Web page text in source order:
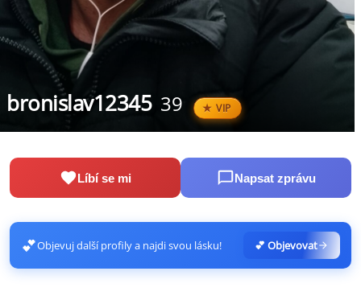
bronislav12345 39 VIP
Líbí se mi Napsat zprávu
💕Objevuj další profily a najdi svou lásku! 💕 Objevovat